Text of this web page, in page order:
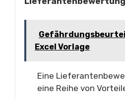
Excel Vorlage
Eine
eine Reihe von